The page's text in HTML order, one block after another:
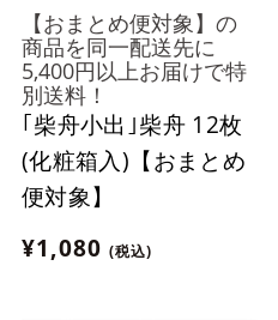
【おまとめ便対象】の
商品を同一配送先に
5,400円以上お届けで特
別送料！
｢柴舟小出｣柴舟 12枚
(化粧箱入)【おまとめ
便対象】
¥1,080 (税込)